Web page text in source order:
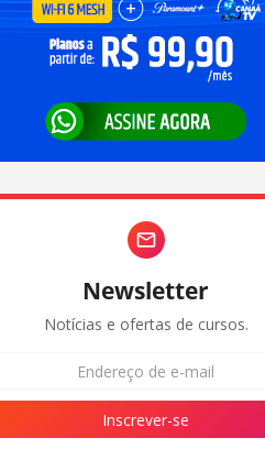
Newsletter
Notícias e ofertas de cursos.